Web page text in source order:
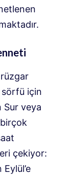
için
Sur veya
birçok
çekiyor: